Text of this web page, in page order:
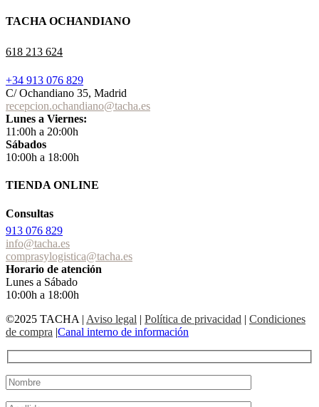
TACHA OCHANDIANO
618 213 624
+34 913 076 829
C/ Ochandiano 35, Madrid
recepcion.ochandiano@tacha.es
Lunes a Viernes:
11:00h a 20:00h
Sábados
10:00h a 18:00h
TIENDA ONLINE
Consultas
913 076 829
info@tacha.es
comprasylogistica@tacha.es
Horario de atención
Lunes a Sábado
10:00h a 18:00h
©2025 TACHA | Aviso legal | Política de privacidad | Condiciones
de compra |Canal interno de información